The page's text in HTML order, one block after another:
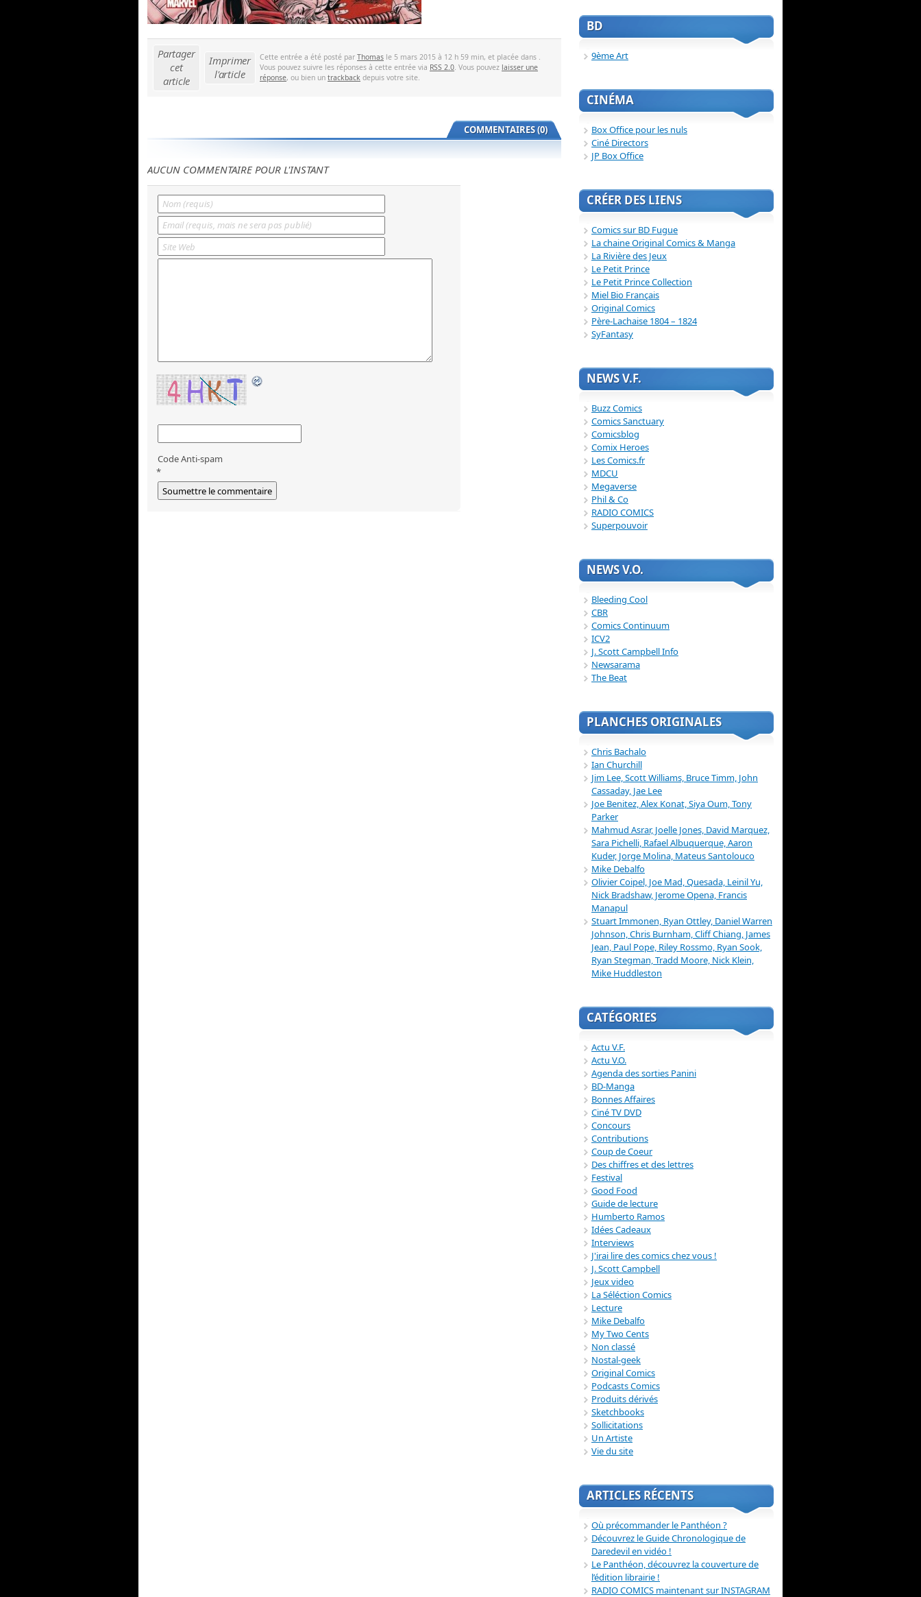
Partager
cet
article
Imprimer
l'article
Cette entrée a été posté par Thomas le 5 mars 2015 à 12 h 59 min, et placée dans .
Vous pouvez suivre les réponses à cette entrée via RSS 2.0. Vous pouvez laisser une
réponse, ou bien un trackback depuis votre site.
COMMENTAIRES (0)
AUCUN COMMENTAIRE POUR L'INSTANT
Code Anti-spam
*
BD
9ème Art
CINÉMA
Box Office pour les nuls
Ciné Directors
JP Box Office
CRÉER DES LIENS
Comics sur BD Fugue
La chaine Original Comics & Manga
La Rivière des Jeux
Le Petit Prince
Le Petit Prince Collection
Miel Bio Français
Original Comics
Père-Lachaise 1804 – 1824
SyFantasy
NEWS V.F.
Buzz Comics
Comics Sanctuary
Comicsblog
Comix Heroes
Les Comics.fr
MDCU
Megaverse
Phil & Co
RADIO COMICS
Superpouvoir
NEWS V.O.
Bleeding Cool
CBR
Comics Continuum
ICV2
J. Scott Campbell Info
Newsarama
The Beat
PLANCHES ORIGINALES
Chris Bachalo
Ian Churchill
Jim Lee, Scott Williams, Bruce Timm, John
Cassaday, Jae Lee
Joe Benitez, Alex Konat, Siya Oum, Tony
Parker
Mahmud Asrar, Joelle Jones, David Marquez,
Sara Pichelli, Rafael Albuquerque, Aaron
Kuder, Jorge Molina, Mateus Santolouco
Mike Debalfo
Olivier Coipel, Joe Mad, Quesada, Leinil Yu,
Nick Bradshaw, Jerome Opena, Francis
Manapul
Stuart Immonen, Ryan Ottley, Daniel Warren
Johnson, Chris Burnham, Cliff Chiang, James
Jean, Paul Pope, Riley Rossmo, Ryan Sook,
Ryan Stegman, Tradd Moore, Nick Klein,
Mike Huddleston
CATÉGORIES
Actu V.F.
Actu V.O.
Agenda des sorties Panini
BD-Manga
Bonnes Affaires
Ciné TV DVD
Concours
Contributions
Coup de Coeur
Des chiffres et des lettres
Festival
Good Food
Guide de lecture
Humberto Ramos
Idées Cadeaux
Interviews
J'irai lire des comics chez vous !
J. Scott Campbell
Jeux video
La Séléction Comics
Lecture
Mike Debalfo
My Two Cents
Non classé
Nostal-geek
Original Comics
Podcasts Comics
Produits dérivés
Sketchbooks
Sollicitations
Un Artiste
Vie du site
ARTICLES RÉCENTS
Où précommander le Panthéon ?
Découvrez le Guide Chronologique de
Daredevil en vidéo !
Le Panthéon, découvrez la couverture de
l’édition librairie !
RADIO COMICS maintenant sur INSTAGRAM